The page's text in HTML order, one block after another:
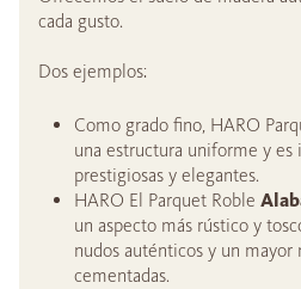
cada gusto.
Dos ejemplos:
Como grado fino, HARO
una estructura uniforme y es
prestigiosas y elegantes.
HARO El Parquet Roble
un aspecto más rústico y
nudos auténticos y un
cementadas.